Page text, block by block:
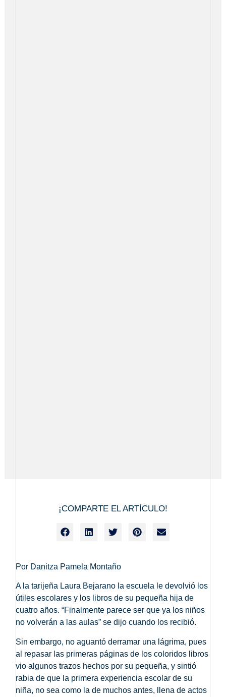
¡COMPARTE EL ARTÍCULO!
Por Danitza Pamela Montaño
A la tarijeña Laura Bejarano la escuela le devolvió los
útiles escolares y los libros de su pequeña hija de
cuatro años. “Finalmente parece ser que ya los niños
no volverán a las aulas” se dijo cuando los recibió.
Sin embargo, no aguantó derramar una lágrima, pues
al repasar las primeras páginas de los coloridos libros
vio algunos trazos hechos por su pequeña, y sintió
rabia de que la primera experiencia escolar de su
niña, no sea como la de muchos antes, llena de actos